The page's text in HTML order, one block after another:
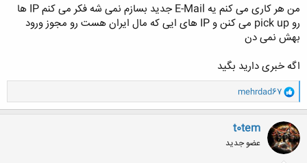
من هر کاری می کنم یه E-Mail جدید بسازم نمی شه فکر می کنم IP ها
رو pick up می کنن و IP های ایی که مال ایران هست رو مجوز ورود
بهش نمی دن
اگه خبری دارید بگید
و
ا
ک
ن
ش
ه
ا
mehrdad67
t0tem
عضو جدید